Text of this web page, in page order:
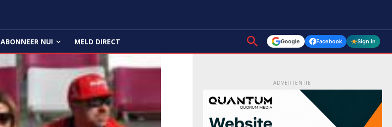
ABONNEER NU! MELD DIRECT Google Facebook Sign in
ADVERTENTIE